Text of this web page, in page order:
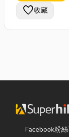
favorite收藏
Facebook粉